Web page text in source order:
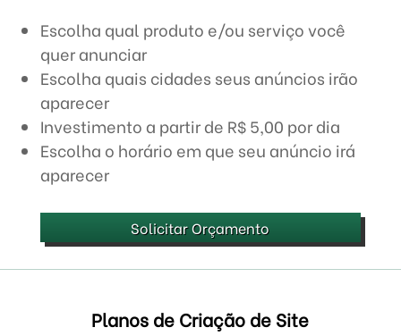
Escolha qual produto e/ou serviço você
quer anunciar
Escolha quais cidades seus anúncios irão
aparecer
Investimento a partir de R$ 5,00 por dia
Escolha o horário em que seu anúncio irá
aparecer
Solicitar Orçamento
Planos de Criação de Site